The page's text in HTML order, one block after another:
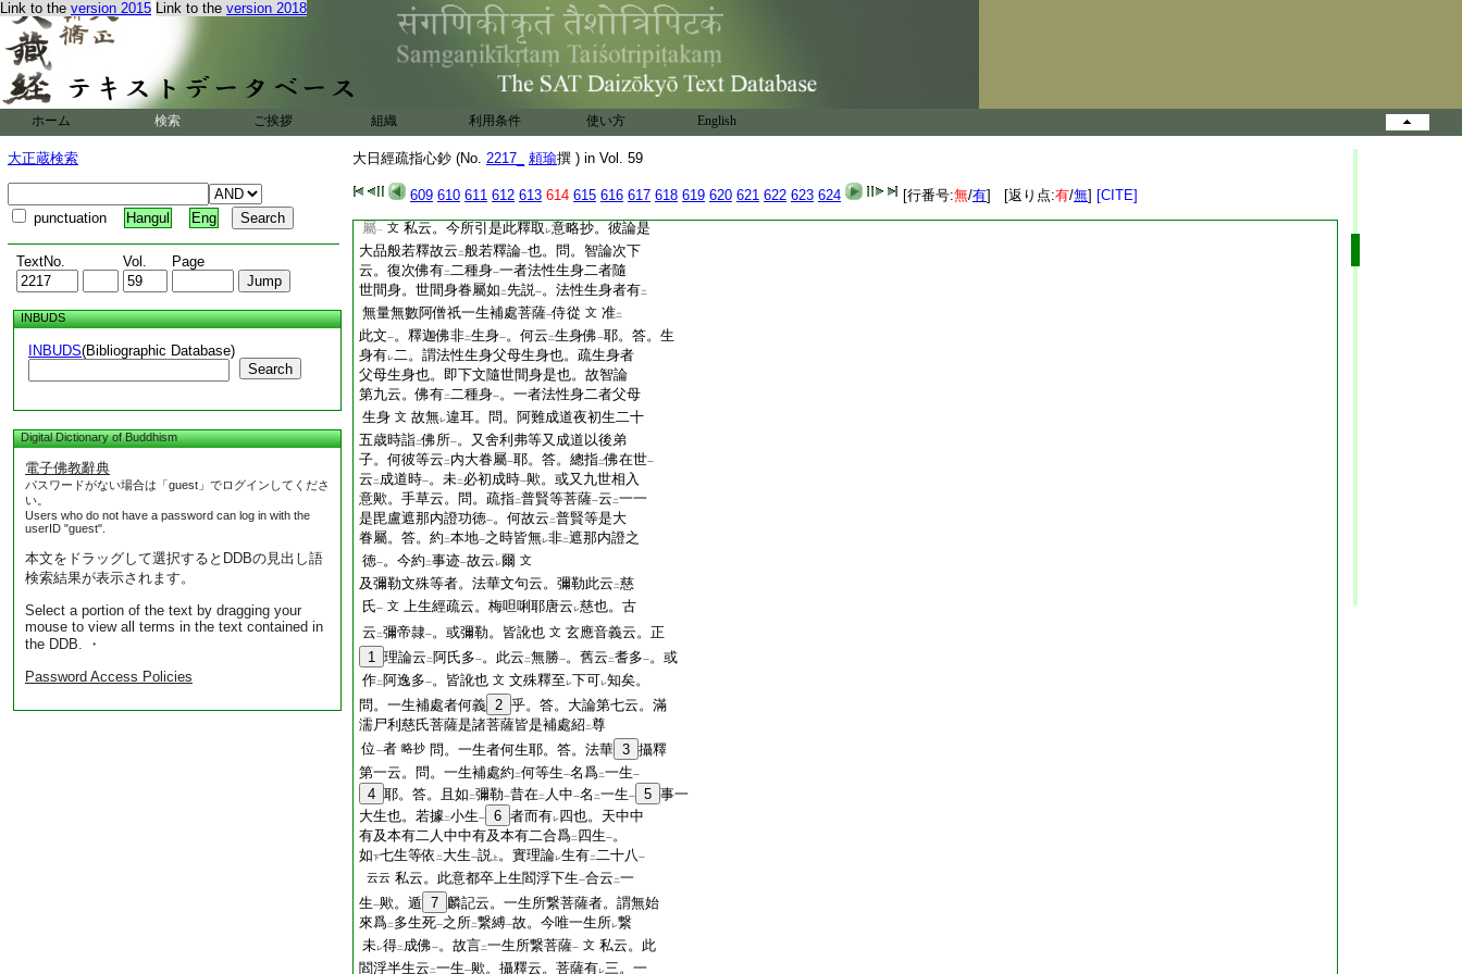
Link to the version 2015 Link to the version 2018
ホーム 検索 ご挨拶 組織 利用条件 使い方 English
大正蔵検索
punctuation Hangul Eng
TextNo. Vol. Page
INBUDS
INBUDS(Bibliographic Database)
Search
Digital Dictionary of Buddhism
電子佛教辭典
パスワードがない場合は「guest」でログインしてくださ
い。
Users who do not have a password can log in with the
userID "guest".
本文をドラッグして選択するとDDBの見出し語
検索結果が表示されます。
Select a portion of the text by dragging your
mouse to view all terms in the text contained in
the DDB. ・
Password Access Policies
大日經疏指心鈔 (No. 2217_ 頼瑜撰 ) in Vol. 59
609 610 611 612 613 614 615 616 617 618 619 620 621 622 623 624 [行番号:無/有] [返り点:有/無] [CITE]
二 一 二
十佛刹一也 爲言 本經十佛刹專約 加持身
但疏云二 智印一 者經釋互顯歟
又般若釋論等者。智論第三十三云。如
釋迦
。未出家時車匿給使優陀那戲咲瞿毘
。出家六年苦
行時五人給仕。得道時彌喜羅陀須那刹多
舍利弗目連摩訶迦葉須菩提迦旃延富樓那
阿泥盧豆等諸聖人及彌勒文殊師利颰陀婆
羅諸阿毘跋致一生補處菩薩等是名 大眷
屬一 文 私云。今所引是此釋取 レ意略抄。彼論是
大品般若釋故云 二般若釋論一也。問。智論次下
云。復次佛有二二種身一一者法性生身二者隨
世間身。世間身眷屬如 二先説一。法性生身者有二
無量無數阿僧祇一生補處菩薩一侍從 文 准二
此文一。釋迦佛非二生身一。何云 二生身佛一耶。答。生
身有レ二。謂法性生身父母生身也。疏生身者
父母生身也。即下文隨世間身是也。故智論
第九云。佛有二二種身一。一者法性身二者父母
生身 文 故無レ違耳。問。阿難成道夜初生二十
五歳時詣二佛所一。又舍利弗等又成道以後弟
子。何彼等云 二 内大眷屬一耶。答。總指二佛在世一
云 二 成道時一。未二 必初成時一歟。或又九世相入
意歟。手草云。問。疏指二普賢等菩薩一云 二一一
是毘盧遮那内證功徳一。何故云 二普賢等是大
眷屬。答。約 二本地一之時皆無レ非二遮那内證之
徳一。今約 二事迹一故云 レ爾 文
及彌勒文殊等者。法華文句云。彌勒此云 二慈
氏一 文 上生經疏云。梅呾唎耶唐云 レ慈也。古
云 二彌帝隷一。或彌勒。皆訛也 文 玄應音義云。正
1 理論云 二 阿氏多一。此云 二無勝一。舊云 二耆多一。或
作二 阿逸多一。皆訛也 文 文殊釋至 レ下可レ知矣。
問。一生補處者何義 2 乎。答。大論第七云。滿
濡尸利慈氏菩薩是諸菩薩皆是補處紹二尊
位 一者 略抄 問。一生者何生耶。答。法華 3 攝釋
第一云。問。一生補處約 二何等生一名爲二一生一
4 耶。答。且如 二彌勒一昔在二 人中一名 二一生一 5 事一
大生也。若據二小生一 6 者而有レ四也。天中中
有及本有二人中中有及本有二合爲二 四生一。
如下七生等依 二 大生一説 上 。實理論レ生有二二十八一
云云 私云。此意都卒上生閻浮下生一合云 二一
生一歟。遁 7 麟記云。一生所繋菩薩者。謂無始
來爲二 多生死一之所二繋縛一故。今唯一生所レ繋
未レ得二 成佛一。故言二一生所繋菩薩一 文 私云。此
閻浮半生云 二一生一歟。攝釋云。菩薩有レ三。一